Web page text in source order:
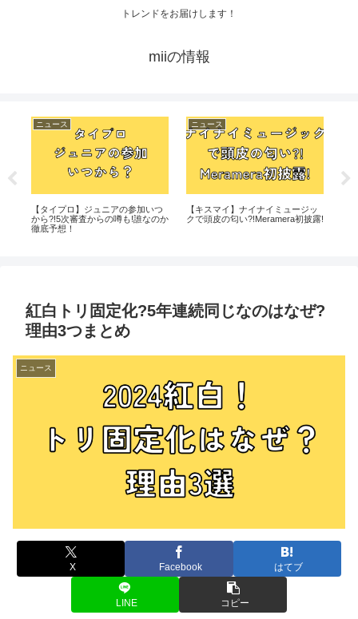
トレンドをお届けします！
miiの情報
ニュース
【タイプロ】ジュニアの参加いつ
から?!5次審査からの噂も!誰なのか
徹底予想！
ニュース
【キスマイ】ナイナイミュージッ
クで頭皮の匂い?!Meramera初披露!
紅白トリ固定化?5年連続同じなのはなぜ?
理由3つまとめ
ニュース
X Facebook はてブ
LINE コピー